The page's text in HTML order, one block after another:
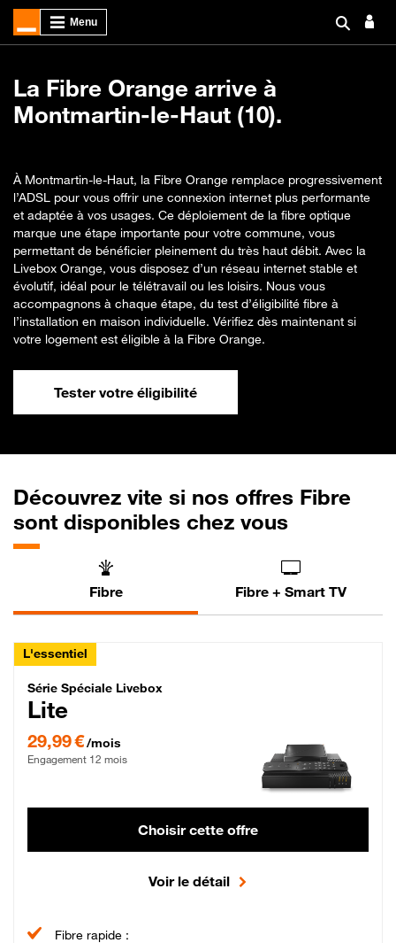
La Fibre Orange arrive à
Montmartin-le-Haut (10).
À Montmartin-le-Haut, la Fibre Orange remplace progressivement
l’ADSL pour vous offrir une connexion internet plus performante
et adaptée à vos usages. Ce déploiement de la fibre optique
marque une étape importante pour votre commune, vous
permettant de bénéficier pleinement du très haut débit. Avec la
Livebox Orange, vous disposez d’un réseau internet stable et
évolutif, idéal pour le télétravail ou les loisirs. Nous vous
accompagnons à chaque étape, du test d’éligibilité fibre à
l’installation en maison individuelle. Vérifiez dès maintenant si
votre logement est éligible à la Fibre Orange.
Tester votre éligibilité
Découvrez vite si nos offres Fibre
sont disponibles chez vous
Fibre Fibre + Smart TV
L'essentiel
Série Spéciale Livebox Lite Fibre
Série Spéciale Livebox
Lite
29,99 €/mois
Engagement 12 mois
Choisir cette offre
Voir le détail
Fibre rapide :